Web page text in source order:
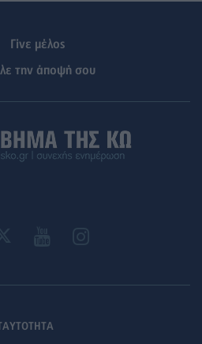
Γίνε μέλος
την άποψή σου